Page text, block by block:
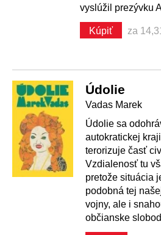
vyslúžil prezývku
Kúpiť za
Údolie
Vadas Marek
Údolie sa
autokratickej
terorizuje časť
Vzdialenosť tu
pretože situácia
podobná tej
vojny, ale i
občianske